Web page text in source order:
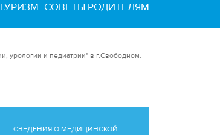
СОВЕТЫ РОДИТЕЛЯМ
урологии и педиатрии" в г.Свободном.
СВЕДЕНИЯ О МЕДИЦИНСКОЙ